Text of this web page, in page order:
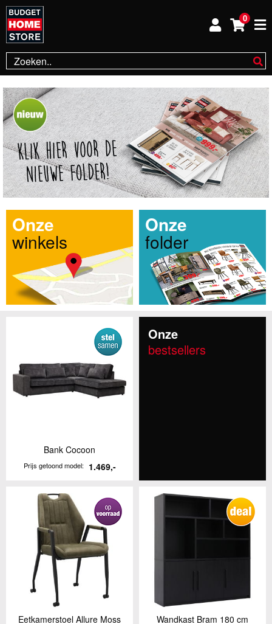
0
Onze
winkels
Onze
folder
Bank Cocoon
Prijs getoond model: 1.469,-
Onze
bestsellers
Eetkamerstoel Allure Moss
Wandkast Bram 180 cm